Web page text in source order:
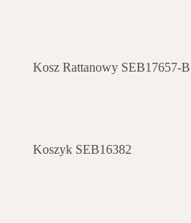
Kosz Rattanowy SEB17657-B
Koszyk SEB16382